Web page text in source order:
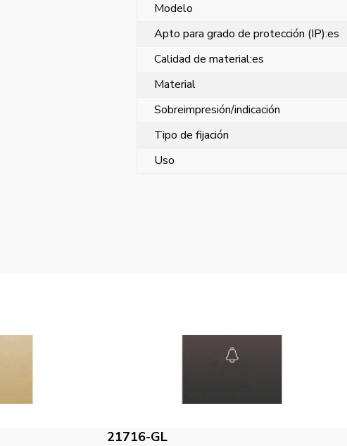
Modelo
Apto para grado de protección (IP):es
Calidad de material:es
Material
Sobreimpresión/indicación
Tipo de fijación
Uso
21716-GS